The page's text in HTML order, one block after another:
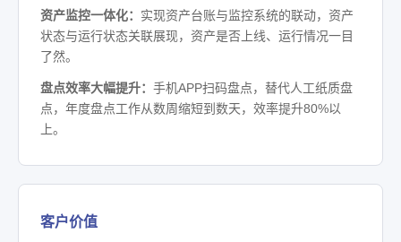
资产监控一体化： 实现资产台账与监控系统的联动，资产
状态与运行状态关联展现，资产是否上线、运行情况一目
了然。
盘点效率大幅提升： 手机APP扫码盘点，替代人工纸质盘
点，年度盘点工作从数周缩短到数天，效率提升80%以
上。
客户价值